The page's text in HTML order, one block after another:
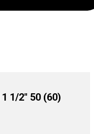
1/2″ 50 (60)